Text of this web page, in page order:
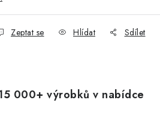
Zeptat se Hlídat Sdílet
000+ výrobků v nabídce